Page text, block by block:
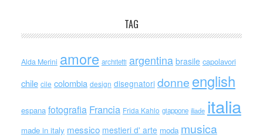
TAG
Alda Merini amore architetti argentina brasile capolavori
chile cile colombia design disegnatori donne english
espana fotografia Francia Frida Kahlo giappone iliade italia
made in italy messico mestieri d' arte moda musica